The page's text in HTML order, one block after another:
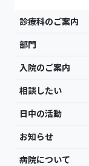
診療科のご案内
部門
入院のご案内
相談したい
日中の活動
お知らせ
病院について